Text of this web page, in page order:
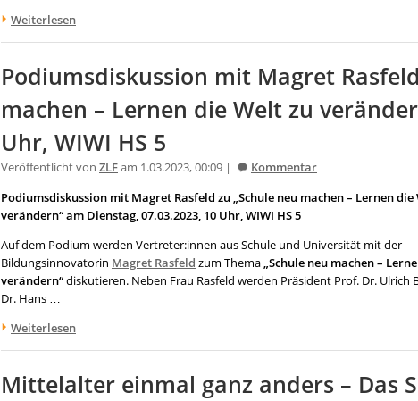
Weiterlesen
Podiumsdiskussion mit Magret
machen – Lernen die Welt zu
Uhr, WIWI HS 5
Veröffentlicht von ZLFam 1.03.2023, 00:09 | Kommentar
Podiumsdiskussion mit Magret Rasfeld zu „Schule neu machen – Lernen die
verändern“ am Dienstag, 07.03.2023, 10 Uhr, WIWI HS 5
Auf dem Podium werden Vertreter:innen aus Schule und Universität mit der
Bildungsinnovatorin Magret Rasfeld zum Thema„Schule neu machen –
verändern“diskutieren. Neben Frau Rasfeld werden Präsident Prof. Dr. Ulrich
Dr. Hans …
Weiterlesen
Mittelalter einmal ganz anders – Das